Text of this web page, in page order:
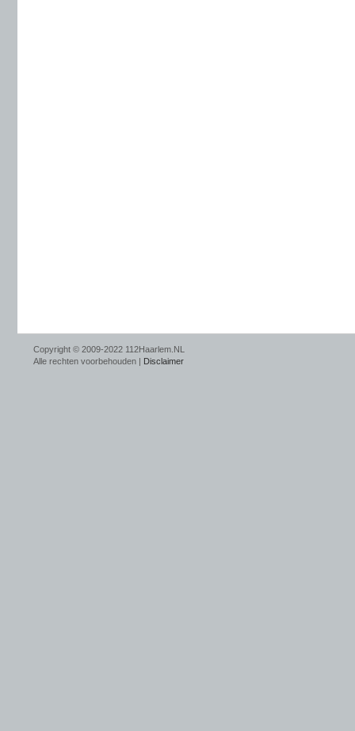
Copyright © 2009-2022 112Haarlem.NL
Alle rechten voorbehouden | Disclaimer